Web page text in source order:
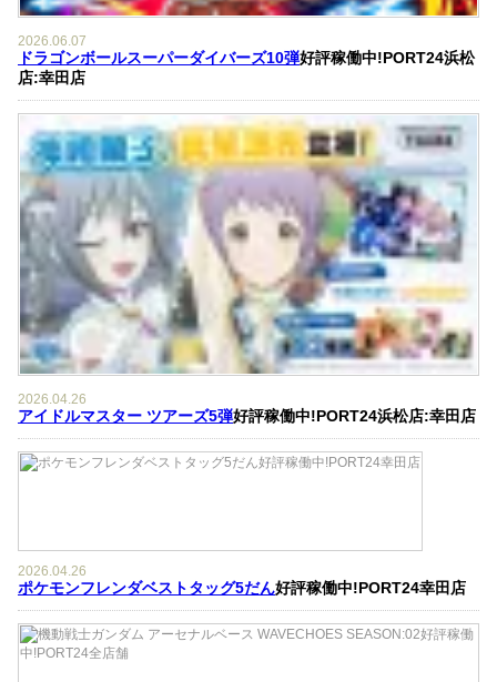
2026.06.07
ドラゴンボールスーパーダイバーズ10弾好評稼働中!PORT24浜松
店:幸田店
2026.04.26
アイドルマスター ツアーズ5弾好評稼働中!PORT24浜松店:幸田店
2026.04.26
ポケモンフレンダベストタッグ5だん好評稼働中!PORT24幸田店